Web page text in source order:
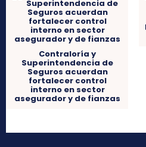
Contraloría y
Superintendencia de
Seguros acuerdan
fortalecer control
interno en sector
asegurador y de fianzas